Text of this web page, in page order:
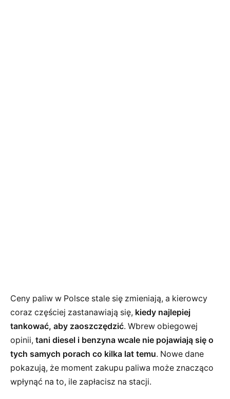
Ceny paliw w Polsce stale się zmieniają, a kierowcy
coraz częściej zastanawiają się, kiedy najlepiej
tankować, aby zaoszczędzić. Wbrew obiegowej
opinii, tani diesel i benzyna wcale nie pojawiają się o
tych samych porach co kilka lat temu. Nowe dane
pokazują, że moment zakupu paliwa może znacząco
wpłynąć na to, ile zapłacisz na stacji.